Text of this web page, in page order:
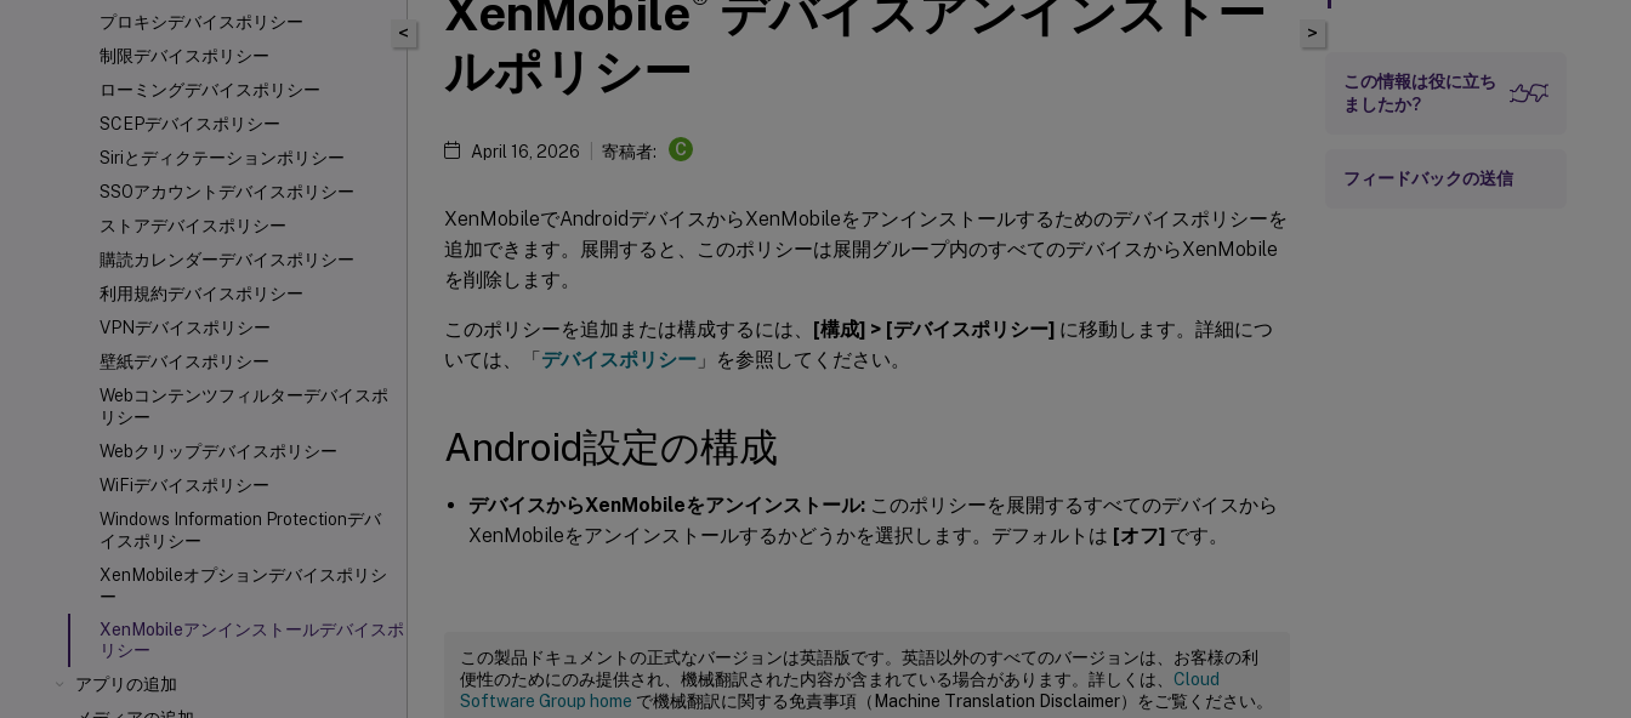
プロキシデバイスポリシー
制限デバイスポリシー
ローミングデバイスポリシー
SCEPデバイスポリシー
Siriとディクテーションポリシー
SSOアカウントデバイスポリシー
ストアデバイスポリシー
購読カレンダーデバイスポリシー
利用規約デバイスポリシー
VPNデバイスポリシー
壁紙デバイスポリシー
Webコンテンツフィルターデバイスポ
リシー
Webクリップデバイスポリシー
WiFiデバイスポリシー
Windows Information Protectionデバ
イスポリシー
XenMobileオプションデバイスポリシ
ー
XenMobileアンインストールデバイスポ
リシー
アプリの追加
< XenMobile デバイスアンインストー
ルポリシー
April 16, 2026 寄稿者: C
XenMobileでAndroidデバイスからXenMobileをアンインストールするためのデバイスポリシーを
追加できます。展開すると、このポリシーは展開グループ内のすべてのデバイスからXenMobile
を削除します。
このポリシーを追加または構成するには、 [構成] > [デバイスポリシー] に移動します。詳細につ
いては、「デバイスポリシー 」を参照してください。
Android設定の構成
デバイスからXenMobileをアンインストール: このポリシーを展開するすべてのデバイスから
XenMobileをアンインストールするかどうかを選択します。デフォルトは [オフ] です。
この製品ドキュメントの正式なバージョンは英語版です。英語以外のすべてのバージョンは、お客様の利
便性のためにのみ提供され、機械翻訳された内容が含まれている場合があります。詳しくは、 Cloud
Software Group home で機械翻訳に関する免責事項（Machine Translation Disclaimer）をご覧ください。
>
この情報は役に立ち
ましたか?
フィードバックの送信